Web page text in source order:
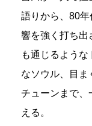
語りから、80
響を強く打ち出
も通じるよう
なソウル、目ま
チューンまで、
える。